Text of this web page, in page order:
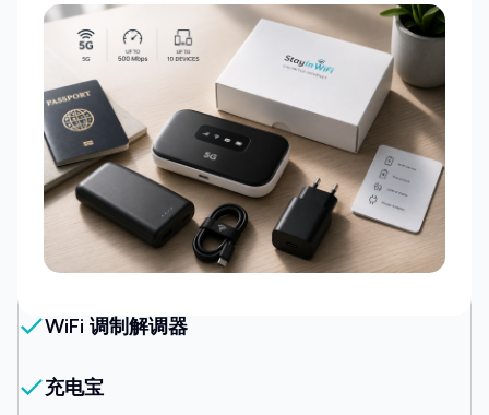
我们的套餐
WiFi 调制解调器
充电宝